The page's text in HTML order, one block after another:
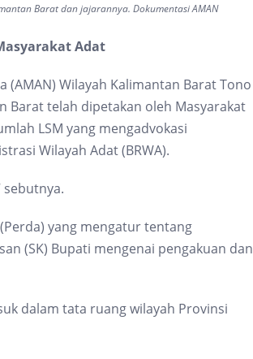
Barat dan jajarannya. Dokumentasi AMAN
Adat
(AMAN) Wilayah Kalimantan Barat Tono
Barat telah dipetakan oleh Masyarakat
LSM yang mengadvokasi
Wilayah Adat (BRWA).
sebutnya.
yang mengatur tentang
(SK) Bupati mengenai pengakuan dan
dalam tata ruang wilayah Provinsi